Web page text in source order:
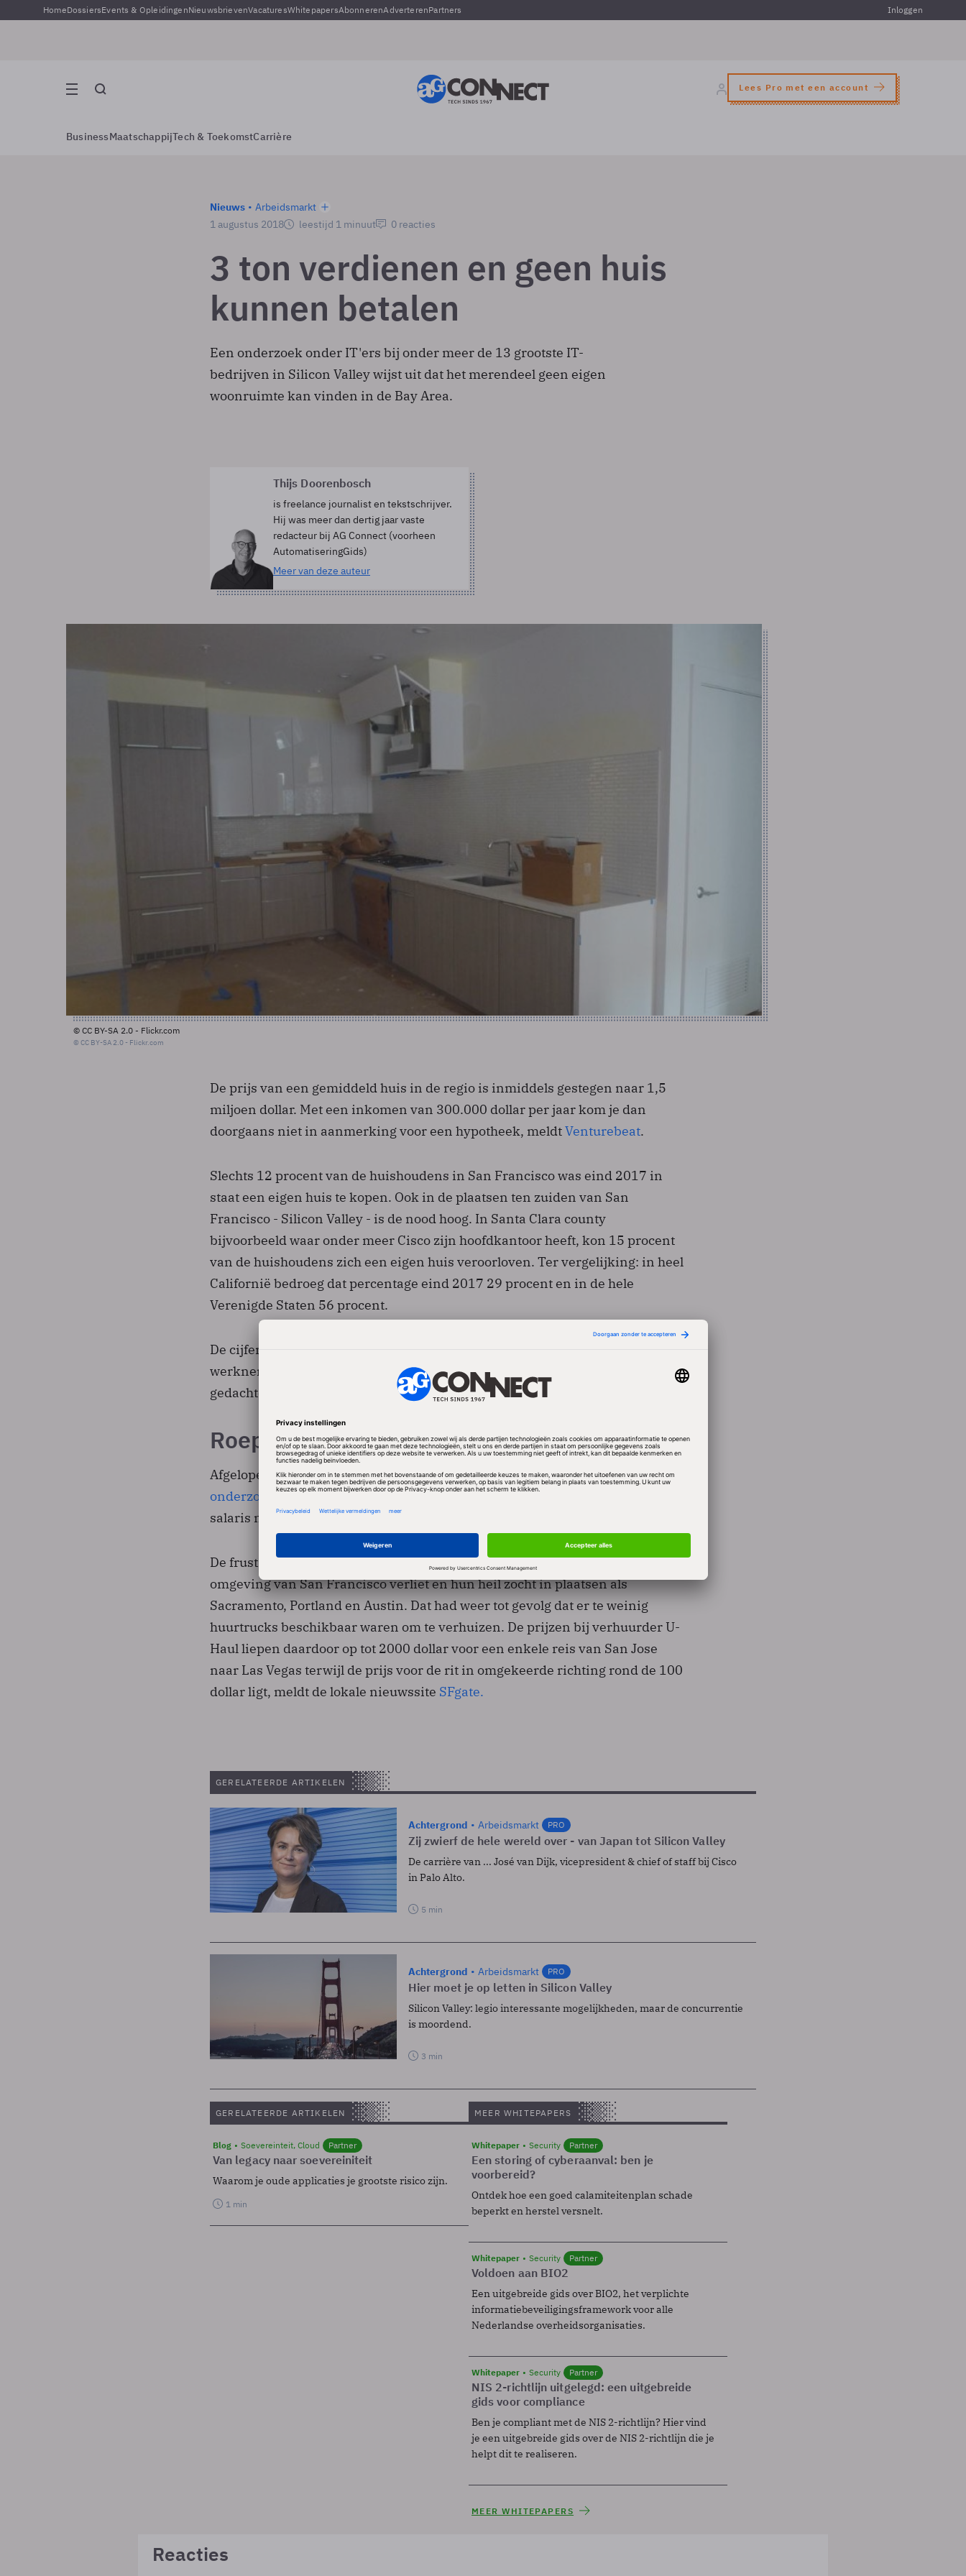
HomeDossiersEvents & OpleidingenNieuwsbrievenVacaturesWhitepapersAbonnerenAdverterenPartners Inloggen
Lees Pro met een account
BusinessMaatschappijTech & ToekomstCarrière
Nieuws
Arbeidsmarkt
1 augustus 2018
leestijd 1 minuut 0 reacties
3 ton verdienen en geen huis
kunnen betalen
Een onderzoek onder IT'ers bij onder meer de 13 grootste IT-
bedrijven in Silicon Valley wijst uit dat het merendeel geen eigen
woonruimte kan vinden in de Bay Area.
Thijs Doorenbosch
is freelance journalist en tekstschrijver.
Hij was meer dan dertig jaar vaste
redacteur bij AG Connect (voorheen
AutomatiseringGids)
Meer van deze auteur
© CC BY-SA 2.0 - Flickr.com
© CC BY-SA 2.0 - Flickr.com
De prijs van een gemiddeld huis in de regio is inmiddels gestegen naar 1,5
miljoen dollar. Met een inkomen van 300.000 dollar per jaar kom je dan
doorgaans niet in aanmerking voor een hypotheek, meldtVenturebeat.
Slechts 12 procent van de huishoudens in San Francisco was eind 2017 in
staat een eigen huis te kopen. Ook in de plaatsen ten zuiden van San
Francisco - Silicon Valley - is de nood hoog. In Santa Clara county
bijvoorbeeld waar onder meer Cisco zijn hoofdkantoor heeft, kon 15 procent
van de huishoudens zich een eigen huis veroorloven. Ter vergelijking: in heel
Californië bedroeg dat percentage eind 2017 29 procent en in de hele
Verenigde Staten 56 procent.
De cijfers komen uit een
werknemers van bedrijven een anoniem platform biedt om met elkaar van
gedachten te wisselen en onderzoeken doet naar werkomstandigheden.
Roep op meer salaris
Afgelopen week publiceerde Team Blind nog de resultaten van een
onderzoek waaruit bleek dat 61 procent van de IT'ers vindt dat ze meer
salaris moeten krijgen omdat ze onderbetaald worden.
De frustraties lopen zo hoog op dat eenrecord aantal gezinnenvorig jaar de
omgeving van San Francisco verliet en hun heil zocht in plaatsen als
Sacramento, Portland en Austin. Dat had weer tot gevolg dat er te weinig
huurtrucks beschikbaar waren om te verhuizen. De prijzen bij verhuurder U-
Haul liepen daardoor op tot 2000 dollar voor een enkele reis van San Jose
naar Las Vegas terwijl de prijs voor de rit in omgekeerde richting rond de 100
dollar ligt, meldt de lokale nieuwssite SFgate.
GERELATEERDE ARTIKELEN
Achtergrond Arbeidsmarkt PRO
Zij zwierf de hele wereld over - van Japan tot Silicon Valley
De carrière van ... José van Dijk, vicepresident & chief of staff bij Cisco
in Palo Alto.
5 min
Achtergrond Arbeidsmarkt PRO
Hier moet je op letten in Silicon Valley
Silicon Valley: legio interessante mogelijkheden, maar de concurrentie
is moordend.
3 min
GERELATEERDE ARTIKELEN
Blog Soevereinteit, Cloud Partner
Van legacy naar soevereiniteit
Waarom je oude applicaties je grootste risico zijn.
1 min
MEER WHITEPAPERS
Whitepaper Security Partner
Een storing of cyberaanval: ben je
voorbereid?
Ontdek hoe een goed calamiteitenplan schade
beperkt en herstel versnelt.
Whitepaper Security Partner
Voldoen aan BIO2
Een uitgebreide gids over BIO2, het verplichte
informatiebeveiligingsframework voor alle
Nederlandse overheidsorganisaties.
Whitepaper Security Partner
NIS 2-richtlijn uitgelegd: een uitgebreide
gids voor compliance
Ben je compliant met de NIS 2-richtlijn? Hier vind
je een uitgebreide gids over de NIS 2-richtlijn die je
helpt dit te realiseren.
MEER WHITEPAPERS
Reacties